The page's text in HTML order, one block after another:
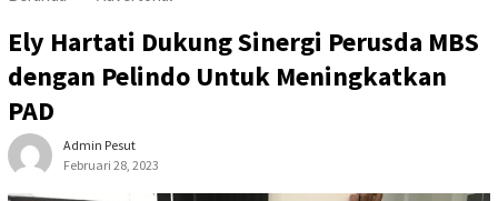
Ely Hartati Dukung Sinergi Perusda MBS
dengan Pelindo Untuk Meningkatkan
PAD
Admin Pesut
Februari 28, 2023